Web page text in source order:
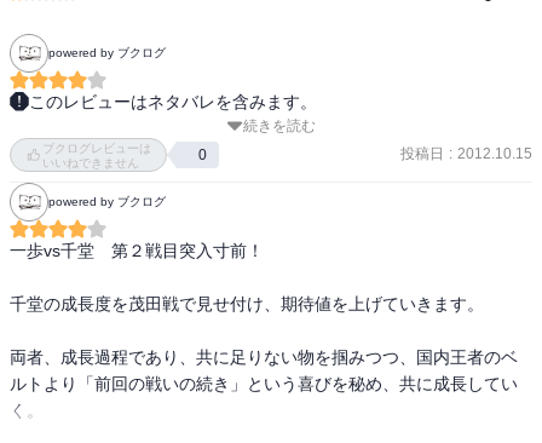
powered by ブクログ
このレビューはネタバレを含みます。
シロマユテナガザルが一番笑ったなー！
ゴムのくだりも予想外でやられた！
千堂の対戦へ向けて盛り上がっていく巻。
特に千堂側が丁寧に描かれ、いやが上にも期待が高まります。
続きを読む
ブクログレビューは
いいねできません
0 投稿日 : 2012.10.15
powered by ブクログ
一歩vs千堂　第２戦目突入寸前！
千堂の成長度を茂田戦で見せ付け、期待値を上げていきます。
両者、成長過程であり、共に足りない物を掴みつつ、国内王者のベ
ルトより「前回の戦いの続き」という喜びを秘め、共に成長してい
く。